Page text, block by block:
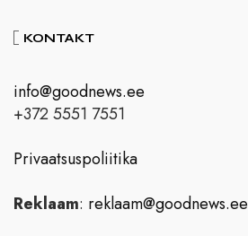
KONTAKT
info@goodnews.ee
+372 5551 7551
Privaatsuspoliitika
Reklaam: reklaam@goodnews.ee